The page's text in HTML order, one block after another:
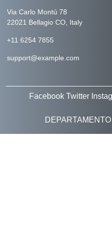
Via Carlo Montù 78
22021 Bellagio CO, Italy
+11 6254 7855
support@example.com
Facebook Twitter